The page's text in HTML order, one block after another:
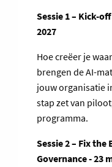
Sessie 1 – Kick-
2027
Hoe creëer je
brengen de AI-
jouw organisatie
stap zet van
programma.
Sessie 2 – Fix the
Governance - 23